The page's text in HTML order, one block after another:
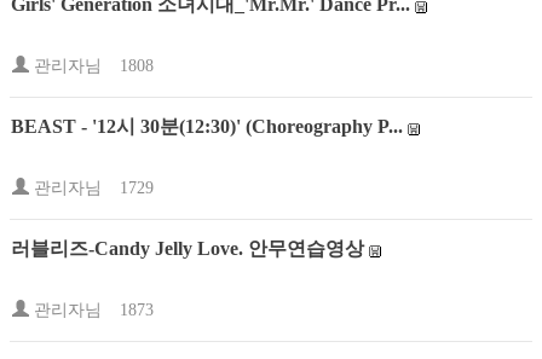
Girls' Generation 소녀시대_'Mr.Mr.' Dance Pr...
관리자님 1808
BEAST - '12시 30분(12:30)' (Choreography P...
관리자님 1729
러블리즈-Candy Jelly Love. 안무연습영상
관리자님 1873